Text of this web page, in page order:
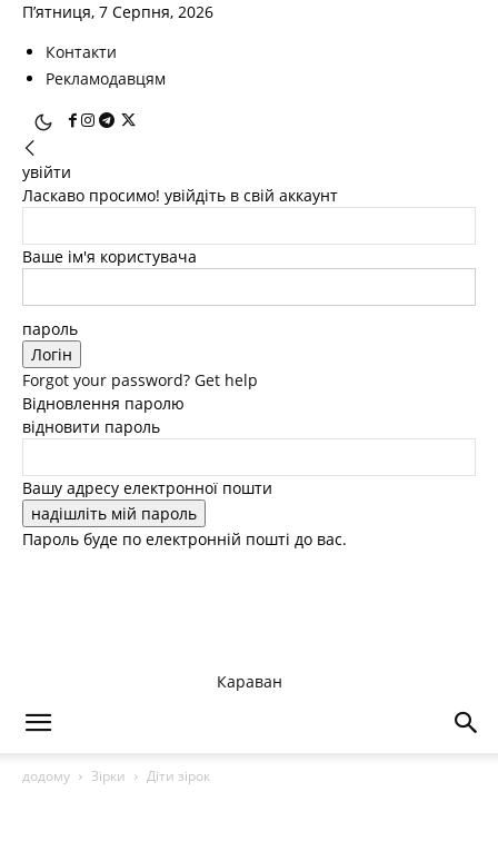
П’ятниця, 7 Серпня, 2026
Контакти
Рекламодавцям
увійти
Ласкаво просимо! увійдіть в свій аккаунт
Ваше ім'я користувача
пароль
Forgot your password? Get help
Відновлення паролю
відновити пароль
Вашу адресу електронної пошти
Пароль буде по електронній пошті до вас.
Караван
додому Зірки Діти зірок